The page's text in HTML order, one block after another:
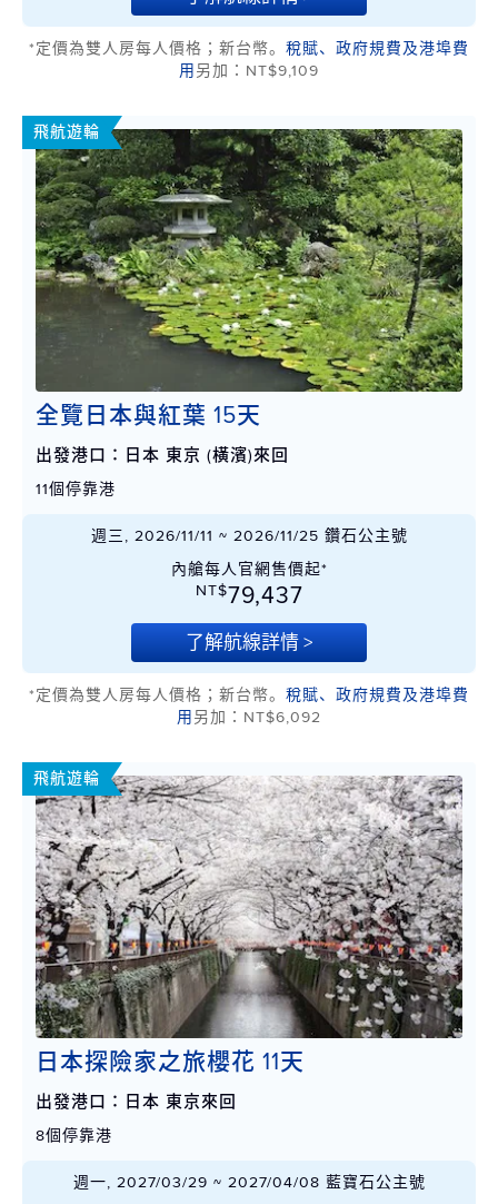
*定價為雙人房每人價格；新台幣。 稅賦、政府規費及港埠費
用 另加：NT$9,109
飛航遊輪
全覽日本與紅葉 15天
出發港口：日本 東京 (橫濱)來回
11個停靠港
週三, 2026/11/11 ~ 2026/11/25 鑽石公主號
內艙每人官網售價起*
NT$79,437
了解航線詳情 >
*定價為雙人房每人價格；新台幣。 稅賦、政府規費及港埠費
用 另加：NT$6,092
飛航遊輪
日本探險家之旅櫻花 11天
出發港口：日本 東京來回
8個停靠港
週一, 2027/03/29 ~ 2027/04/08 藍寶石公主號